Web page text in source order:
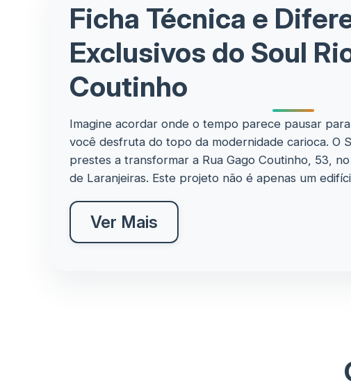
Ficha Técnica e
Exclusivos do Soul
Coutinho
Imagine acordar onde o tempo parece pausar
você desfruta do topo da modernidade carioca. O
prestes a transformar a Rua Gago Coutinho, 53,
de Laranjeiras. Este projeto não é apenas um
Ver Mais